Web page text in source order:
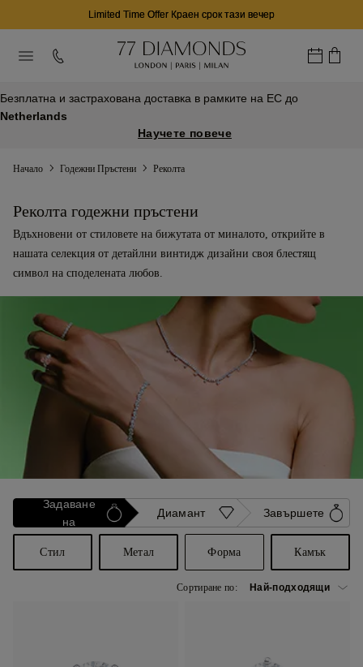
Limited Time Offer Краен срок тази вечер
Безплатна и застрахована доставка в рамките на ЕС до
Netherlands
Научете повече
Начало Годежни Пръстени Реколта
Реколта годежни пръстени
Вдъхновени от стиловете на бижутата от миналото, открийте в
нашата селекция от детайлни винтидж дизайни своя блестящ
символ на споделената любов.
Задаване
на
Диамант Завършете
Стил Метал Форма Камък
Сортиране по: